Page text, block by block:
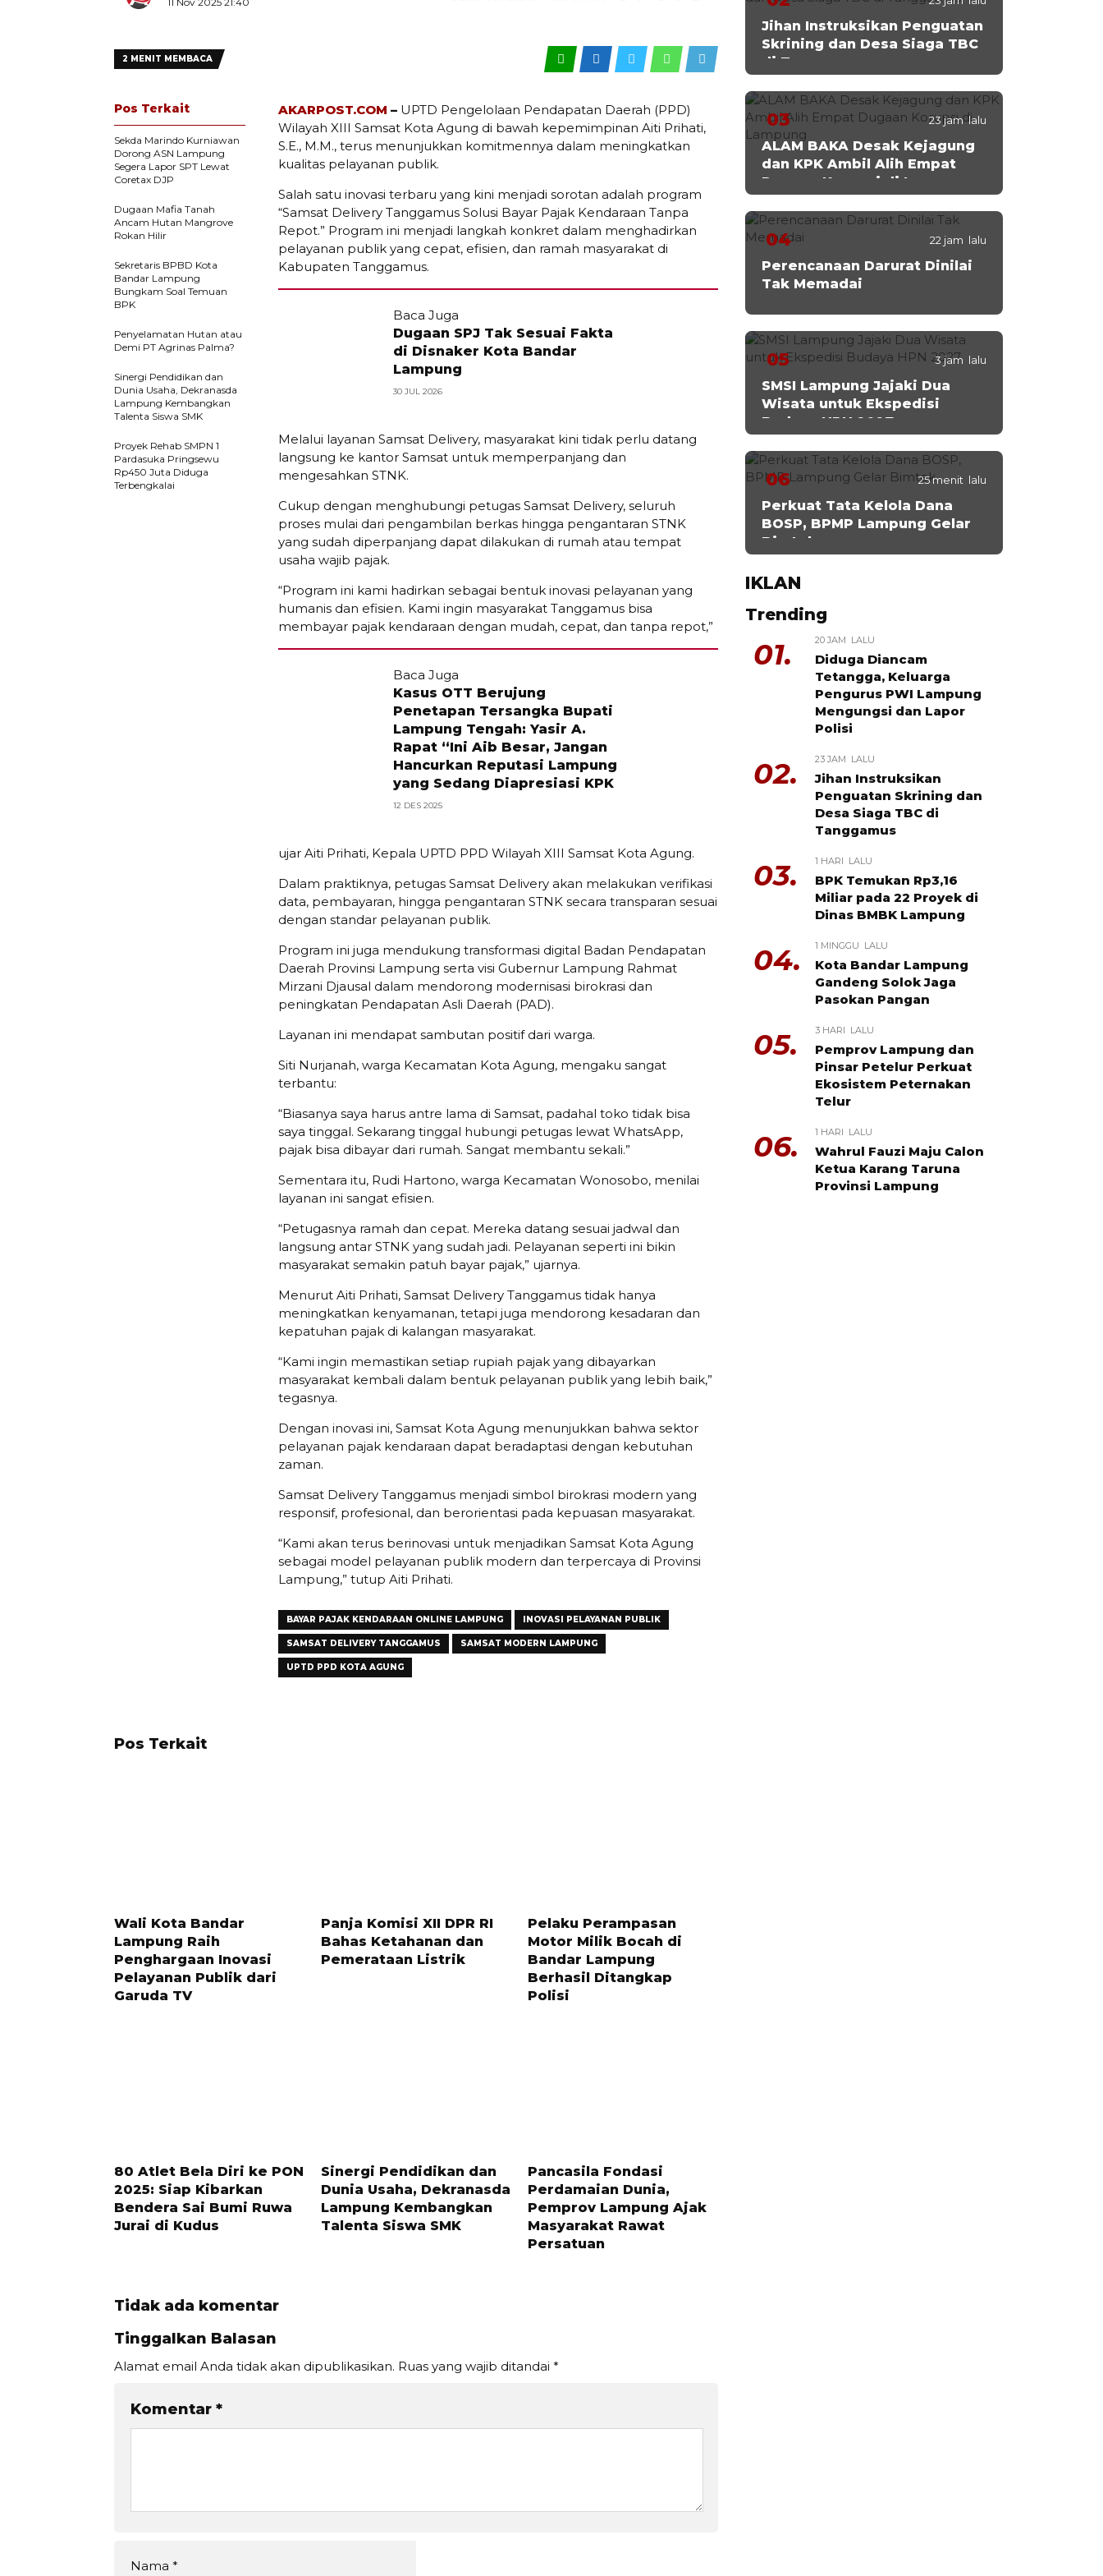
2 MENIT MEMBACA
AKARPOST.COM – UPTD Pengelolaan Pendapatan Daerah (PPD)
Wilayah XIII Samsat Kota Agung di bawah kepemimpinan Aiti Prihati,
S.E., M.M., terus menunjukkan komitmennya dalam meningkatkan
kualitas pelayanan publik.
Salah satu inovasi terbaru yang kini menjadi sorotan adalah program
“Samsat Delivery Tanggamus Solusi Bayar Pajak Kendaraan Tanpa
Repot.” Program ini menjadi langkah konkret dalam menghadirkan
pelayanan publik yang cepat, efisien, dan ramah masyarakat di
Kabupaten Tanggamus.
Baca Juga
Dugaan SPJ Tak Sesuai Fakta
di Disnaker Kota Bandar
Lampung
30 JUL 2026
Melalui layanan Samsat Delivery, masyarakat kini tidak perlu datang
langsung ke kantor Samsat untuk memperpanjang dan
mengesahkan STNK.
Cukup dengan menghubungi petugas Samsat Delivery, seluruh
proses mulai dari pengambilan berkas hingga pengantaran STNK
yang sudah diperpanjang dapat dilakukan di rumah atau tempat
usaha wajib pajak.
“Program ini kami hadirkan sebagai bentuk inovasi pelayanan yang
humanis dan efisien. Kami ingin masyarakat Tanggamus bisa
membayar pajak kendaraan dengan mudah, cepat, dan tanpa repot,”
Baca Juga
Kasus OTT Berujung
Penetapan Tersangka Bupati
Lampung Tengah: Yasir A.
Rapat “Ini Aib Besar, Jangan
Hancurkan Reputasi Lampung
yang Sedang Diapresiasi KPK
12 DES 2025
ujar Aiti Prihati, Kepala UPTD PPD Wilayah XIII Samsat Kota Agung.
Dalam praktiknya, petugas Samsat Delivery akan melakukan verifikasi
data, pembayaran, hingga pengantaran STNK secara transparan sesuai
dengan standar pelayanan publik.
Program ini juga mendukung transformasi digital Badan Pendapatan
Daerah Provinsi Lampung serta visi Gubernur Lampung Rahmat
Mirzani Djausal dalam mendorong modernisasi birokrasi dan
peningkatan Pendapatan Asli Daerah (PAD).
Layanan ini mendapat sambutan positif dari warga.
Siti Nurjanah, warga Kecamatan Kota Agung, mengaku sangat
terbantu:
“Biasanya saya harus antre lama di Samsat, padahal toko tidak bisa
saya tinggal. Sekarang tinggal hubungi petugas lewat WhatsApp,
pajak bisa dibayar dari rumah. Sangat membantu sekali.”
Sementara itu, Rudi Hartono, warga Kecamatan Wonosobo, menilai
layanan ini sangat efisien.
“Petugasnya ramah dan cepat. Mereka datang sesuai jadwal dan
langsung antar STNK yang sudah jadi. Pelayanan seperti ini bikin
masyarakat semakin patuh bayar pajak,” ujarnya.
Menurut Aiti Prihati, Samsat Delivery Tanggamus tidak hanya
meningkatkan kenyamanan, tetapi juga mendorong kesadaran dan
kepatuhan pajak di kalangan masyarakat.
“Kami ingin memastikan setiap rupiah pajak yang dibayarkan
masyarakat kembali dalam bentuk pelayanan publik yang lebih baik,”
tegasnya.
Dengan inovasi ini, Samsat Kota Agung menunjukkan bahwa sektor
pelayanan pajak kendaraan dapat beradaptasi dengan kebutuhan
zaman.
Samsat Delivery Tanggamus menjadi simbol birokrasi modern yang
responsif, profesional, dan berorientasi pada kepuasan masyarakat.
“Kami akan terus berinovasi untuk menjadikan Samsat Kota Agung
sebagai model pelayanan publik modern dan terpercaya di Provinsi
Lampung,” tutup Aiti Prihati.
BAYAR PAJAK KENDARAAN ONLINE LAMPUNG INOVASI PELAYANAN PUBLIK
SAMSAT DELIVERY TANGGAMUS SAMSAT MODERN LAMPUNG
UPTD PPD KOTA AGUNG
Pos Terkait
Sekda Marindo Kurniawan
Dorong ASN Lampung
Segera Lapor SPT Lewat
Coretax DJP
Dugaan Mafia Tanah
Ancam Hutan Mangrove
Rokan Hilir
Sekretaris BPBD Kota
Bandar Lampung
Bungkam Soal Temuan
BPK
Penyelamatan Hutan atau
Demi PT Agrinas Palma?
Sinergi Pendidikan dan
Dunia Usaha, Dekranasda
Lampung Kembangkan
Talenta Siswa SMK
Proyek Rehab SMPN 1
Pardasuka Pringsewu
Rp450 Juta Diduga
Terbengkalai
Pos Terkait
Wali Kota Bandar
Lampung Raih
Penghargaan Inovasi
Pelayanan Publik dari
Garuda TV
Panja Komisi XII DPR RI
Bahas Ketahanan dan
Pemerataan Listrik
Pelaku Perampasan
Motor Milik Bocah di
Bandar Lampung
Berhasil Ditangkap
Polisi
80 Atlet Bela Diri ke PON
2025: Siap Kibarkan
Bendera Sai Bumi Ruwa
Jurai di Kudus
Sinergi Pendidikan dan
Dunia Usaha, Dekranasda
Lampung Kembangkan
Talenta Siswa SMK
Pancasila Fondasi
Perdamaian Dunia,
Pemprov Lampung Ajak
Masyarakat Rawat
Persatuan
Tidak ada komentar
Tinggalkan Balasan
Alamat email Anda tidak akan dipublikasikan. Ruas yang wajib ditandai *
Komentar *
Nama *
Jihan Instruksikan Penguatan
Skrining dan Desa Siaga TBC
di Tanggamus
03 23 jam lalu
ALAM BAKA Desak Kejagung
dan KPK Ambil Alih Empat
Dugaan Korupsi di Lampung
04 22 jam lalu
Perencanaan Darurat Dinilai
Tak Memadai
05 3 jam lalu
SMSI Lampung Jajaki Dua
Wisata untuk Ekspedisi
Budaya HPN 2027
06 25 menit lalu
Perkuat Tata Kelola Dana
BOSP, BPMP Lampung Gelar
Bimtek
IKLAN
Trending
01. 20 JAM LALU
Diduga Diancam
Tetangga, Keluarga
Pengurus PWI Lampung
Mengungsi dan Lapor
Polisi
02. 23 JAM LALU
Jihan Instruksikan
Penguatan Skrining dan
Desa Siaga TBC di
Tanggamus
03. 1 HARI LALU
BPK Temukan Rp3,16
Miliar pada 22 Proyek di
Dinas BMBK Lampung
04. 1 MINGGU LALU
Kota Bandar Lampung
Gandeng Solok Jaga
Pasokan Pangan
05. 3 HARI LALU
Pemprov Lampung dan
Pinsar Petelur Perkuat
Ekosistem Peternakan
Telur
06. 1 HARI LALU
Wahrul Fauzi Maju Calon
Ketua Karang Taruna
Provinsi Lampung